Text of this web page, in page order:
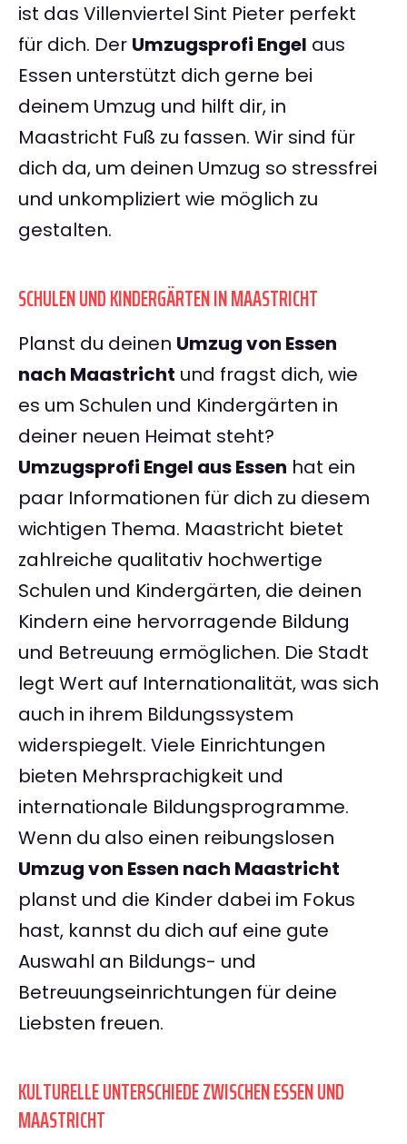
ist das Villenviertel Sint Pieter perfekt
für dich. Der Umzugsprofi Engel aus
Essen unterstützt dich gerne bei
deinem Umzug und hilft dir, in
Maastricht Fuß zu fassen. Wir sind für
dich da, um deinen Umzug so stressfrei
und unkompliziert wie möglich zu
gestalten.
SCHULEN UND KINDERGÄRTEN IN MAASTRICHT
Planst du deinen Umzug von Essen
nach Maastricht und fragst dich, wie
es um Schulen und Kindergärten in
deiner neuen Heimat steht?
Umzugsprofi Engel aus Essen hat ein
paar Informationen für dich zu diesem
wichtigen Thema. Maastricht bietet
zahlreiche qualitativ hochwertige
Schulen und Kindergärten, die deinen
Kindern eine hervorragende Bildung
und Betreuung ermöglichen. Die Stadt
legt Wert auf Internationalität, was sich
auch in ihrem Bildungssystem
widerspiegelt. Viele Einrichtungen
bieten Mehrsprachigkeit und
internationale Bildungsprogramme.
Wenn du also einen reibungslosen
Umzug von Essen nach Maastricht
planst und die Kinder dabei im Fokus
hast, kannst du dich auf eine gute
Auswahl an Bildungs- und
Betreuungseinrichtungen für deine
Liebsten freuen.
KULTURELLE UNTERSCHIEDE ZWISCHEN ESSEN UND
MAASTRICHT